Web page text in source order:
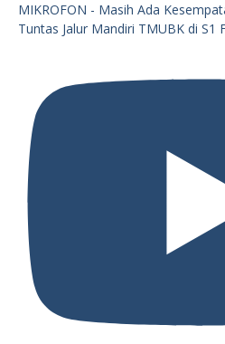
MIKROFON - Masih Ada
Tuntas Jalur Mandiri TMUBK di S1